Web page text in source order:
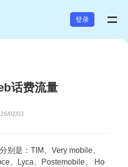
登录 =
话费流量
02/03
别是：TIM、Very mobile、
、Lyca、Postemobile、 Ho